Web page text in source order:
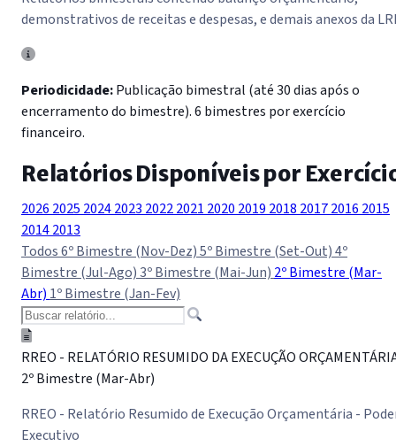
demonstrativos de receitas e despesas, e demais anexos da
Periodicidade:Publicação bimestral (até 30 dias após o
encerramento do bimestre). 6 bimestres por exercício
financeiro.
Relatórios Disponíveis por
2026 2025 20242023 20222021 2020 2019 2018 20172016 2015
20142013
Todos6º Bimestre (Nov-Dez)5º Bimestre (Set-Out)4º
Bimestre (Jul-Ago)3º Bimestre (Mai-Jun) 2º Bimestre (Mar-
Abr) 1º Bimestre (Jan-Fev)
RREO - RELATÓRIO RESUMIDO DA EXECUÇÃO
2º Bimestre (Mar-Abr)
RREO - Relatório Resumido de Execução Orçamentária -
Executivo